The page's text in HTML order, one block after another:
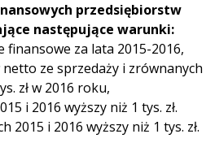
przedsiębiorstw
następujące warunki:
finansowe za lata 2015-2016,
ze sprzedaży i zrównanych
zł w 2016 roku,
i 2016 wyższy niż 1 tys. zł.
2015 i 2016 wyższy niż 1 tys. zł.